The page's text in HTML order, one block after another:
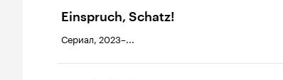
Einspruch, Schatz!
Сериал, 2023–...